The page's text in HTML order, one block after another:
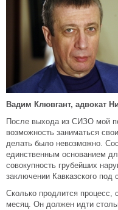
Вадим Клювгант, адвокат
После выхода из СИЗО мой
возможность заниматься
делать было невозможно.
единственным основанием
совокупность грубейших
заключении Кавказского под
Сколько продлится
месяц. Он должен идти